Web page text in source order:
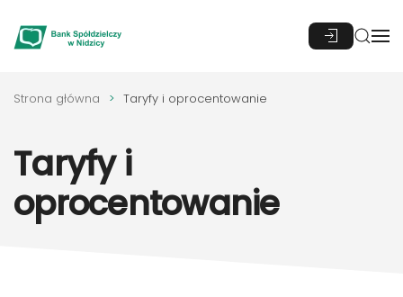
Przejdź do głównej treści
Strona główna Taryfy i oprocentowanie
Taryfy i
oprocentowanie